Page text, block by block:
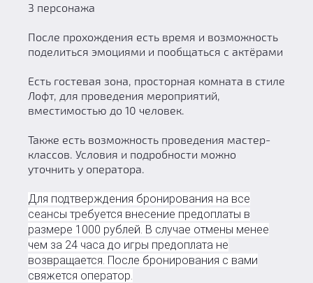
3 персонажа
После прохождения есть время и возможность
поделиться эмоциями и пообщаться с актёрами
Есть гостевая зона, просторная комната в стиле
Лофт, для проведения мероприятий,
вместимостью до 10 человек.
Также есть возможность проведения мастер-
классов. Условия и подробности можно
уточнить у оператора.
Для подтверждения бронирования на все
сеансы требуется внесение предоплаты в
размере 1000 рублей. В случае отмены менее
чем за 24 часа до игры предоплата не
возвращается. После бронирования с вами
свяжется оператор.